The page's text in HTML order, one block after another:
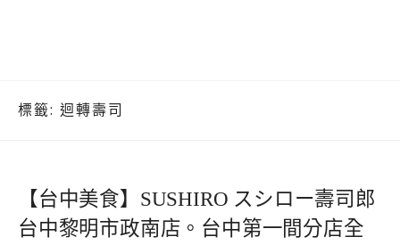
標籤: 迴轉壽司
【台中美食】SUSHIRO スシロー壽司郎
台中黎明市政南店。台中第一間分店全